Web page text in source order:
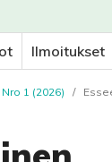
Ilmoitukset
1 (2026) /